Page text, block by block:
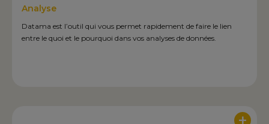
Analyse
Datama est l’outil qui vous permet rapidement de faire le lien
entre le quoi et le pourquoi dans vos analyses de données.